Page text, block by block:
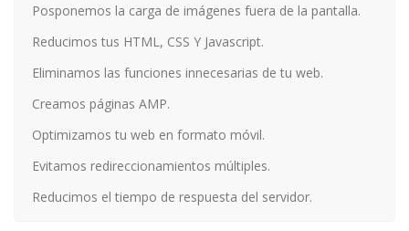
Posponemos la carga de imágenes fuera de la pantalla.
Reducimos tus HTML, CSS Y Javascript.
Eliminamos las funciones innecesarias de tu web.
Creamos páginas AMP.
Optimizamos tu web en formato móvil.
Evitamos redireccionamientos múltiples.
Reducimos el tiempo de respuesta del servidor.